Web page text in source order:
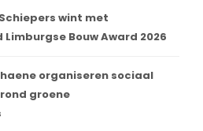
wint met
Bouw Award 2026
organiseren sociaal
groene